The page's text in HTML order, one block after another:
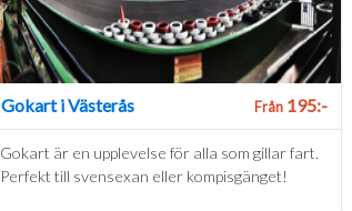
Gokart i Västerås Från195:-
Gokart är en upplevelse för alla som gillar fart.
Perfekt till svensexan eller kompisgänget!